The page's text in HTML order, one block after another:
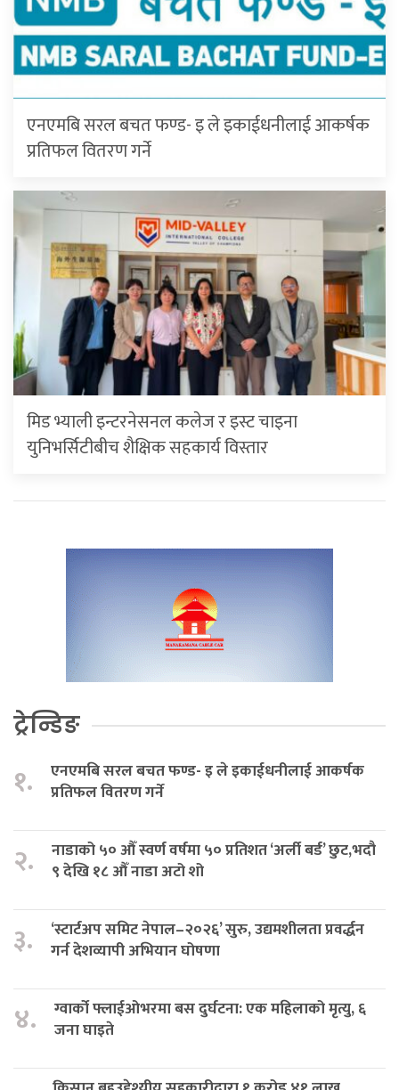
एनएमबि सरल बचत फण्ड- इ ले इकाईधनीलाई आकर्षक
प्रतिफल वितरण गर्ने
मिड भ्याली इन्टरनेसनल कलेज र इस्ट चाइना
युनिभर्सिटीबीच शैक्षिक सहकार्य विस्तार
ट्रेन्डिङ
१.
एनएमबि सरल बचत फण्ड- इ ले इकाईधनीलाई आकर्षक
प्रतिफल वितरण गर्ने
२.
नाडाको ५० औँ स्वर्ण वर्षमा ५० प्रतिशत ‘अर्ली बर्ड’ छुट,भदौ
९ देखि १८ औँ नाडा अटो शो
३.
‘स्टार्टअप समिट नेपाल–२०२६’ सुरु, उद्यमशीलता प्रवर्द्धन
गर्न देशव्यापी अभियान घोषणा
४.
ग्वार्को फ्लाईओभरमा बस दुर्घटना: एक महिलाको मृत्यु, ६
जना घाइते